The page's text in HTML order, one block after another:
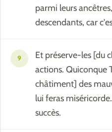
parmi leurs
descendants, car
9
Et préserve-les [du
actions. Quiconque
châtiment] des
lui feras
succès.